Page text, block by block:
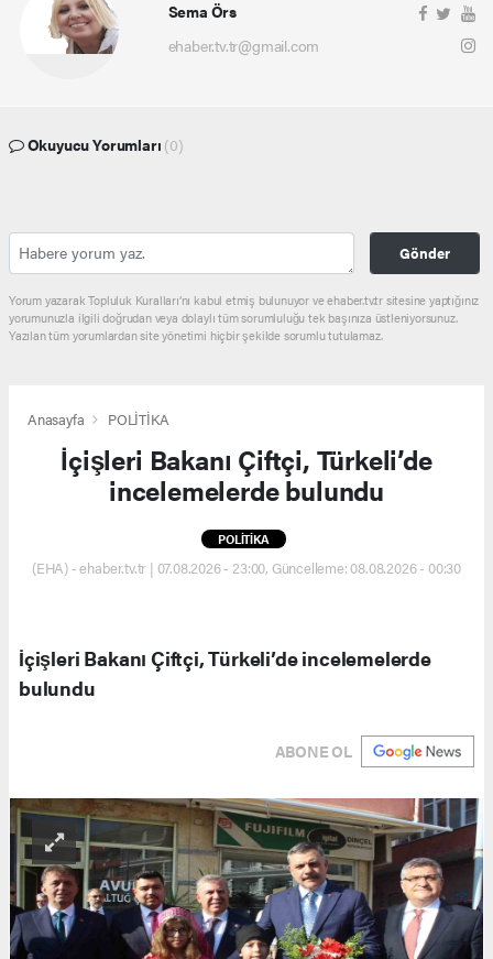
Sema Örs
ehaber.tv.tr@gmail.com
Okuyucu Yorumları (0)
Gönder
Yorum yazarak Topluluk Kuralları’nı kabul etmiş bulunuyor ve ehaber.tv.tr sitesine yaptığınız
yorumunuzla ilgili doğrudan veya dolaylı tüm sorumluluğu tek başınıza üstleniyorsunuz.
Yazılan tüm yorumlardan site yönetimi hiçbir şekilde sorumlu tutulamaz.
Anasayfa POLİTİKA
İçişleri Bakanı Çiftçi, Türkeli’de
incelemelerde bulundu
POLİTİKA
(EHA) - ehaber.tv.tr | 07.08.2026 - 23:00, Güncelleme: 08.08.2026 - 00:30
İçişleri Bakanı Çiftçi, Türkeli’de incelemelerde
bulundu
ABONE OL